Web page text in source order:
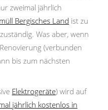
zweimal jährlich
Bergisches Land ist zu
Was aber, wenn
(verbunden
bis zum nächsten
Elektrogeräte) wird auf
jährlich kostenlos in